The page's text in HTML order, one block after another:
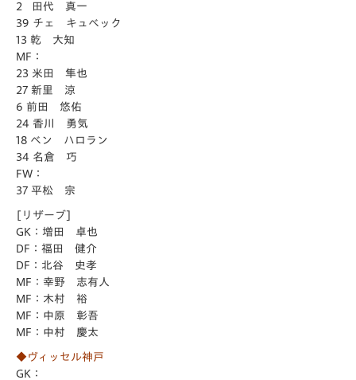
2 田代 真一
39 チェ キュベック
13 乾 大知
MF：
23 米田 隼也
27 新里 涼
6 前田 悠佑
24 香川 勇気
18 ベン ハロラン
34 名倉 巧
FW：
37 平松 宗
[リザーブ]
GK：増田 卓也
DF：福田 健介
DF：北谷 史孝
MF：幸野 志有人
MF：木村 裕
MF：中原 彰吾
MF：中村 慶太
◆ヴィッセル神戸
GK：